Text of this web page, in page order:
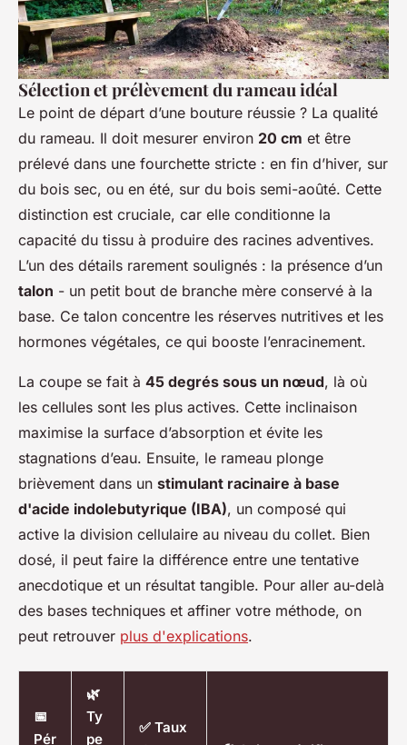
Sélection et prélèvement du rameau idéal
Le point de départ d’une bouture réussie ? La qualité
du rameau. Il doit mesurer environ 20 cm et être
prélevé dans une fourchette stricte : en fin d’hiver, sur
du bois sec, ou en été, sur du bois semi-aoûté. Cette
distinction est cruciale, car elle conditionne la
capacité du tissu à produire des racines adventives.
L’un des détails rarement soulignés : la présence d’un
talon - un petit bout de branche mère conservé à la
base. Ce talon concentre les réserves nutritives et les
hormones végétales, ce qui booste l’enracinement.
La coupe se fait à 45 degrés sous un nœud, là où
les cellules sont les plus actives. Cette inclinaison
maximise la surface d’absorption et évite les
stagnations d’eau. Ensuite, le rameau plonge
brièvement dans un stimulant racinaire à base
d'acide indolebutyrique (IBA), un composé qui
active la division cellulaire au niveau du collet. Bien
dosé, il peut faire la différence entre une tentative
anecdotique et un résultat tangible. Pour aller au-delà
des bases techniques et affiner votre méthode, on
peut retrouver plus d'explications.
📅
Pér
🌿
Ty
pe
✅ Taux